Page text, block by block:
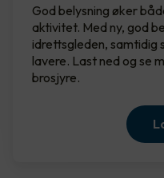
God belysning øker
aktivitet. Med ny, god
idrettsgleden, samtidig
lavere. Last ned og se
brosjyre.